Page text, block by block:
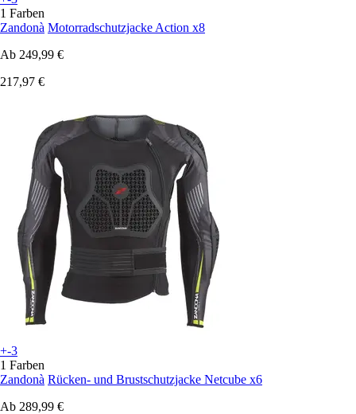
1 Farben
Zandonà Motorradschutzjacke Action x8
Ab 249,99 €
217,97 €
+-3
1 Farben
Zandonà Rücken- und Brustschutzjacke Netcube x6
Ab 289,99 €